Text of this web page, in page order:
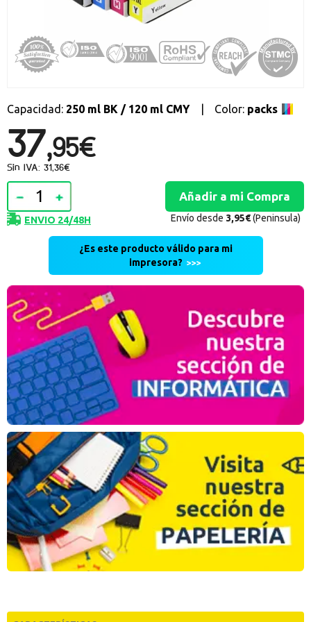
Recibe nuestras promociones y ofertas suscribiéndote a nuestro
Ventajas para miembros
registro distribuidor
Capacidad: 250 ml BK / 120 ml CMY Color: packs
37,95€
Sin IVA: 31,36€
ENVIO 24/48H Envío desde 3,95€(Peninsula)
¿Es este producto válido para mi
impresora?
>>>